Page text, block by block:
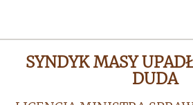
SYNDYK MASY
DUDA